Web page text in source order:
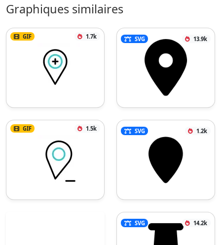
Graphiques similaires
GIF 1.7k SVG 13.9k
GIF 1.5k SVG 1.2k
SVG 14.2k